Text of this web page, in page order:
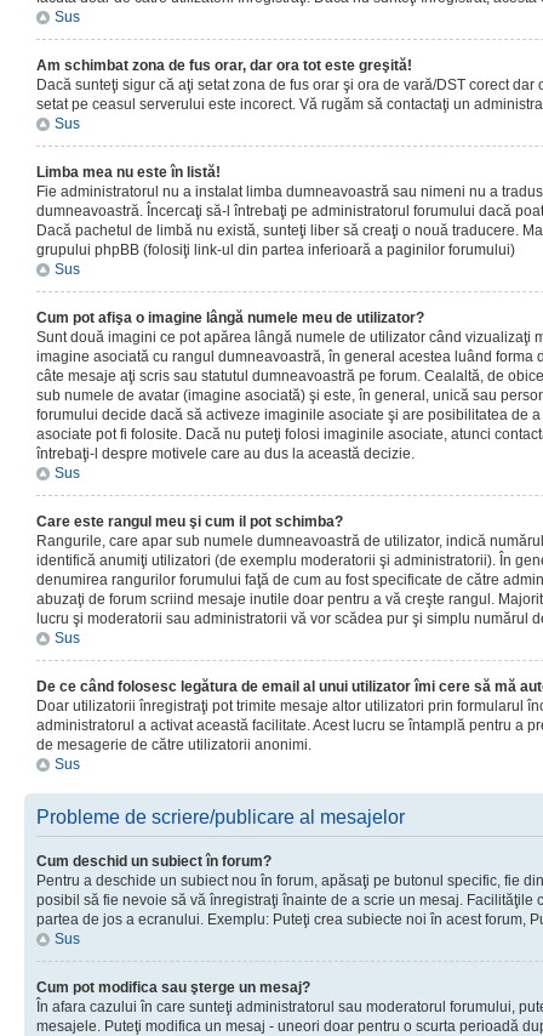
Sus
Am schimbat zona de fus orar, dar ora tot este greşită!
Dacă sunteţi sigur că aţi setat zona de fus orar şi ora de vară/DST corect
setat pe ceasul serverului este incorect. Vă rugăm să contactaţi un
Sus
Limba mea nu este în listă!
Fie administratorul nu a instalat limba dumneavoastră sau nimeni nu a
dumneavoastră. Încercaţi să-l întrebaţi pe administratorul forumului dacă
Dacă pachetul de limbă nu există, sunteţi liber să creaţi o nouă traducere.
grupului phpBB (folosiţi link-ul din partea inferioară a paginilor forumului)
Sus
Cum pot afişa o imagine lângă numele meu de utilizator?
Sunt două imagini ce pot apărea lângă numele de utilizator când vizualizaţi
imagine asociată cu rangul dumneavoastră, în general acestea luând forma
câte mesaje aţi scris sau statutul dumneavoastră pe forum. Cealaltă, de
sub numele de avatar (imagine asociată) şi este, în general, unică sau
forumului decide dacă să activeze imaginile asociate şi are posibilitatea de
asociate pot fi folosite. Dacă nu puteţi folosi imaginile asociate, atunci
întrebaţi-l despre motivele care au dus la această decizie.
Sus
Care este rangul meu şi cum il pot schimba?
Rangurile, care apar sub numele dumneavoastră de utilizator, indică
identifică anumiţi utilizatori (de exemplu moderatorii şi administratorii). În
denumirea rangurilor forumului faţă de cum au fost specificate de către
abuzaţi de forum scriind mesaje inutile doar pentru a vă creşte rangul.
lucru şi moderatorii sau administratorii vă vor scădea pur şi simplu numărul
Sus
De ce când folosesc legătura de email al unui utilizator îmi cere să mă
Doar utilizatorii înregistraţi pot trimite mesaje altor utilizatori prin formularul
administratorul a activat această facilitate. Acest lucru se întamplă pentru a
de mesagerie de către utilizatorii anonimi.
Sus
Probleme de scriere/publicare al mesajelor
Cum deschid un subiect în forum?
Pentru a deschide un subiect nou în forum, apăsaţi pe butonul specific, fie
posibil să fie nevoie să vă înregistraţi înainte de a scrie un mesaj. Facilităţile
partea de jos a ecranului. Exemplu: Puteţi crea subiecte noi în acest forum,
Sus
Cum pot modifica sau şterge un mesaj?
În afara cazului în care sunteţi administratorul sau moderatorul forumului,
mesajele. Puteţi modifica un mesaj - uneori doar pentru o scurta perioadă